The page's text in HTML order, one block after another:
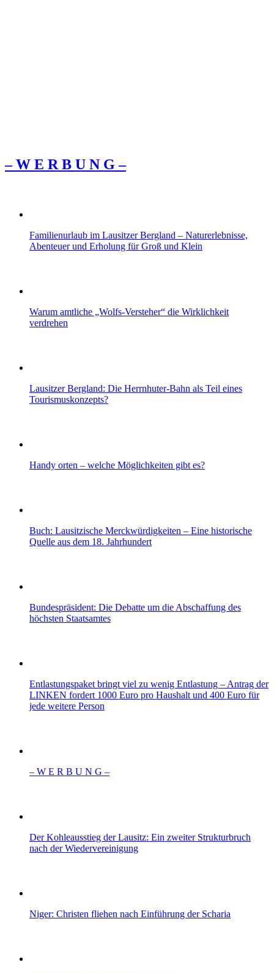
– W Ε R Β U Ν G –
Familienurlaub im Lausitzer Bergland – Naturerlebnisse,
Abenteuer und Erholung für Groß und Klein
Warum amtliche „Wolfs-Versteher“ die Wirklichkeit
verdrehen
Lausitzer Bergland: Die Herrnhuter-Bahn als Teil eines
Tourismuskonzepts?
Handy orten – welche Möglichkeiten gibt es?
Buch: Lausitzische Merckwürdigkeiten – Eine historische
Quelle aus dem 18. Jahrhundert
Bundespräsident: Die Debatte um die Abschaffung des
höchsten Staatsamtes
Entlastungspaket bringt viel zu wenig Entlastung – Antrag der
LINKEN fordert 1000 Euro pro Haushalt und 400 Euro für
jede weitere Person
– W Ε R Β U Ν G –
Der Kohleausstieg der Lausitz: Ein zweiter Strukturbruch
nach der Wiedervereinigung
Niger: Christen fliehen nach Einführung der Scharia